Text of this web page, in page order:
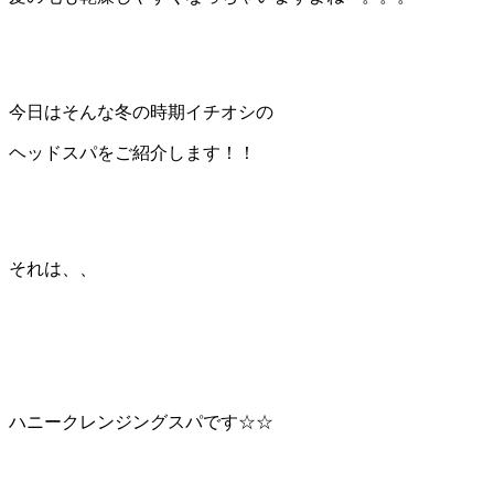
今日はそんな冬の時期イチオシの
ヘッドスパをご紹介します！！
それは、、
ハニークレンジングスパです☆☆